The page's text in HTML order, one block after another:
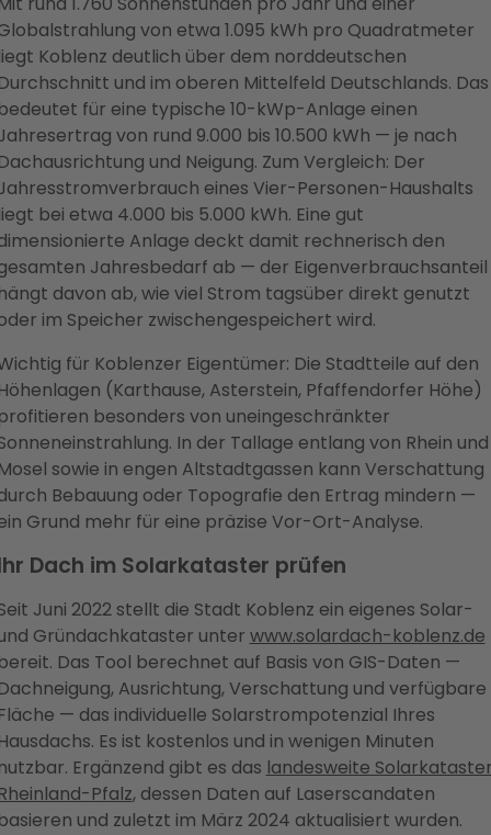
von etwa 1.095 kWh pro Quadratmeter
Koblenz deutlich über dem norddeutschen
und im oberen Mittelfeld Deutschlands. Das
für eine typische 10-kWp-Anlage einen
von rund 9.000 bis 10.500 kWh — je nach
und Neigung. Zum Vergleich: Der
eines Vier-Personen-Haushalts
bei etwa 4.000 bis 5.000 kWh. Eine gut
Anlage deckt damit rechnerisch den
Jahresbedarf ab — der Eigenverbrauchsanteil
davon ab, wie viel Strom tagsüber direkt genutzt
im Speicher zwischengespeichert wird.
für Koblenzer Eigentümer: Die Stadtteile auf den
(Karthause, Asterstein, Pfaffendorfer Höhe)
besonders von uneingeschränkter
In der Tallage entlang von Rhein und
sowie in engen Altstadtgassen kann Verschattung
Bebauung oder Topografie den Ertrag mindern —
Grund mehr für eine präzise Vor-Ort-Analyse.
Dach im Solarkataster prüfen
Juni 2022 stellt die Stadt Koblenz ein eigenes Solar-
Gründachkataster unter www.solardach-koblenz.de
Das Tool berechnet auf Basis von GIS-Daten —
Ausrichtung, Verschattung und verfügbare
— das individuelle Solarstrompotenzial Ihres
Es ist kostenlos und in wenigen Minuten
Ergänzend gibt es das landesweite
Pfalz, dessen Daten auf Laserscandaten
und zuletzt im März 2024 aktualisiert wurden.